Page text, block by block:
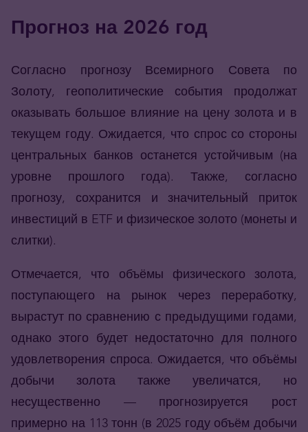
Прогноз на 2026 год
Согласно прогнозу Всемирного Совета по
Золоту, геополитические события продолжат
оказывать большое влияние на цену золота и в
текущем году. Ожидается, что спрос со стороны
центральных банков останется устойчивым (на
уровне прошлого года). Также,
согласно
прогнозу, сохранится
и значительный приток
инвестиций в ETF и физическое золото (монеты и
слитки).
Отмечается, что объёмы физического золота,
поступающего на рынок через переработку,
вырастут по сравнению с предыдущими годами,
однако этого будет недостаточно для полного
удовлетворения спроса. Ожидается, что объёмы
добычи золота также увеличатся, но
несущественно — прогнозируется рост
примерно на 113 тонн (в 2025 году объём добычи